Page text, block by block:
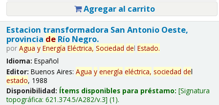
Agregar al carrito
Estacion transformadora San Antonio Oeste,
provincia deRío Negro.
por Agua y Energía Eléctrica, Sociedad del Estado.
Idioma: Español
Editor: Buenos Aires: Agua y energía eléctrica, sociedad del
estado, 1988
Disponibilidad: Ítems disponibles para préstamo: Signatura
topográfica: 621.374.5/A282/v.3 (1).